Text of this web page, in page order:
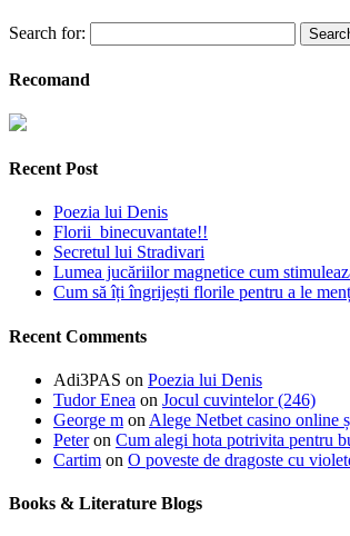
Search for:
Recomand
Recent Post
Poezia lui Denis
Florii binecuvantate!!
Secretul lui Stradivari
Lumea jucăriilor magnetice cum
Cum să îți îngrijești florile pentru a le
Recent Comments
Adi3PAS on Poezia lui Denis
Tudor Enea on Jocul cuvintelor (246)
George m on Alege Netbet casino online
Peteron Cum alegi hota potrivita pentru
Cartim on O poveste de dragoste cu
Books & Literature Blogs